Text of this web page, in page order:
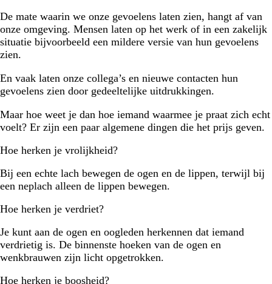
De mate waarin we onze gevoelens laten zien, hangt af van
onze omgeving. Mensen laten op het werk of in een zakelijk
situatie bijvoorbeeld een mildere versie van hun gevoelens
zien.
En vaak laten onze collega’s en nieuwe contacten hun
gevoelens zien door gedeeltelijke uitdrukkingen.
Maar hoe weet je dan hoe iemand waarmee je praat zich echt
voelt? Er zijn een paar algemene dingen die het prijs geven.
Hoe herken je vrolijkheid?
Bij een echte lach bewegen de ogen en de lippen, terwijl bij
een neplach alleen de lippen bewegen.
Hoe herken je verdriet?
Je kunt aan de ogen en oogleden herkennen dat iemand
verdrietig is. De binnenste hoeken van de ogen en
wenkbrauwen zijn licht opgetrokken.
Hoe herken je boosheid?